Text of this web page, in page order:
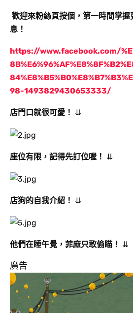
歡迎來粉絲頁按個 ，第一時間掌
息！
https://www.facebook.com/
98-1493829430653333/
店門口就很可愛 ！ ⇊
座位有限 ，記得先訂位喔 ！ ⇊
店狗的自我介紹 ！ ⇊
他們在睡午覺 ， 菲麻只敢偷瞄 ！ ⇊
廣告